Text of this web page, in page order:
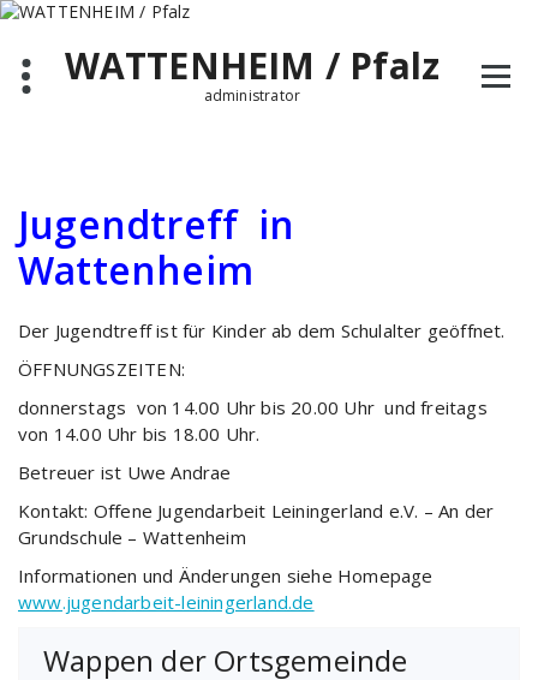
Zum
springenWATTENHEIM / Pfalz
administrator
Jugendtreff in
Wattenheim
Der Jugendtreff ist für Kinder ab dem Schulalter geöffnet.
ÖFFNUNGSZEITEN:
donnerstags von 14.00 Uhr bis 20.00 Uhr und freitags
von 14.00 Uhr bis 18.00 Uhr.
Betreuer ist Uwe Andrae
Kontakt: Offene Jugendarbeit Leiningerland e.V. – An der
Grundschule – Wattenheim
Informationen und Änderungen siehe Homepage
www.jugendarbeit-leiningerland.de
Wappen der Ortsgemeinde